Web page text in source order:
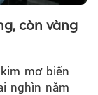
còn vàng
mơ biến
nghìn năm